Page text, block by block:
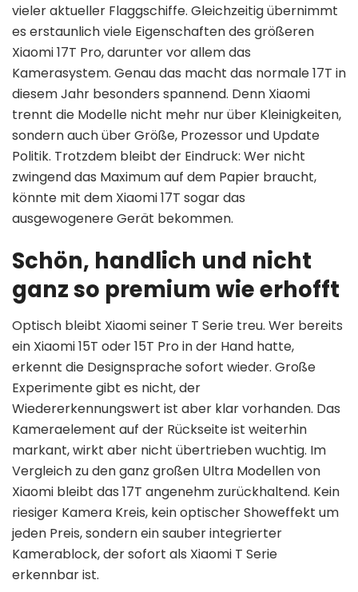
vieler aktueller Flaggschiffe. Gleichzeitig übernimmt
es erstaunlich viele Eigenschaften des größeren
Xiaomi 17T Pro, darunter vor allem das
Kamerasystem. Genau das macht das normale 17T in
diesem Jahr besonders spannend. Denn Xiaomi
trennt die Modelle nicht mehr nur über Kleinigkeiten,
sondern auch über Größe, Prozessor und Update
Politik. Trotzdem bleibt der Eindruck: Wer nicht
zwingend das Maximum auf dem Papier braucht,
könnte mit dem Xiaomi 17T sogar das
ausgewogenere Gerät bekommen.
Schön, handlich und nicht
ganz so premium wie erhofft
Optisch bleibt Xiaomi seiner T Serie treu. Wer bereits
ein Xiaomi 15T oder 15T Pro in der Hand hatte,
erkennt die Designsprache sofort wieder. Große
Experimente gibt es nicht, der
Wiedererkennungswert ist aber klar vorhanden. Das
Kameraelement auf der Rückseite ist weiterhin
markant, wirkt aber nicht übertrieben wuchtig. Im
Vergleich zu den ganz großen Ultra Modellen von
Xiaomi bleibt das 17T angenehm zurückhaltend. Kein
riesiger Kamera Kreis, kein optischer Showeffekt um
jeden Preis, sondern ein sauber integrierter
Kamerablock, der sofort als Xiaomi T Serie
erkennbar ist.